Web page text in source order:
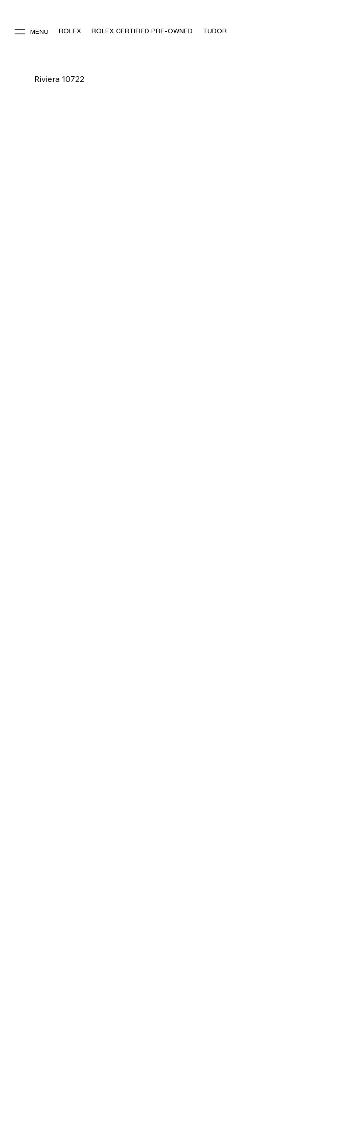
MENU ROLEX ROLEX CERTIFIED PRE-OWNED TUDOR
Riviera 10722